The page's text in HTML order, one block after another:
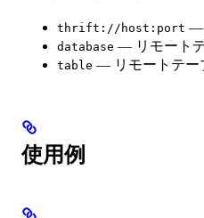
thrift://host:port —
database — リモート
table — リモートテー
使用例